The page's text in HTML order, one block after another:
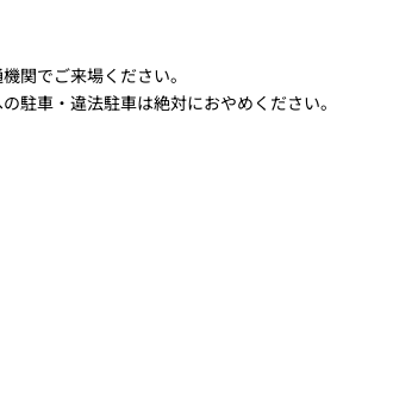
関でご来場ください。
駐車・違法駐車は絶対におやめください。